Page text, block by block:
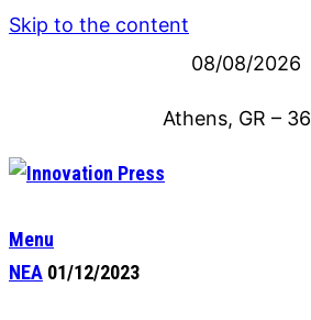
Skip to the content
08/08/2026
Athens, GR – 36
Menu
ΝΕΑ 01/12/2023